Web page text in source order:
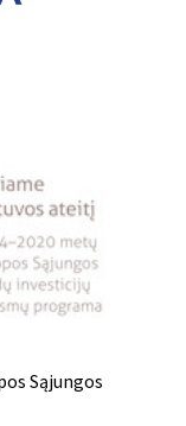
Sąjungos